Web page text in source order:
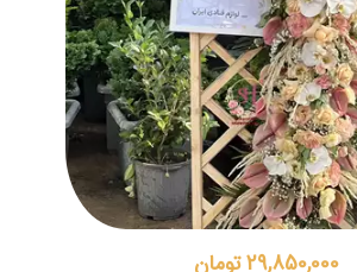
29,850,000 تومان